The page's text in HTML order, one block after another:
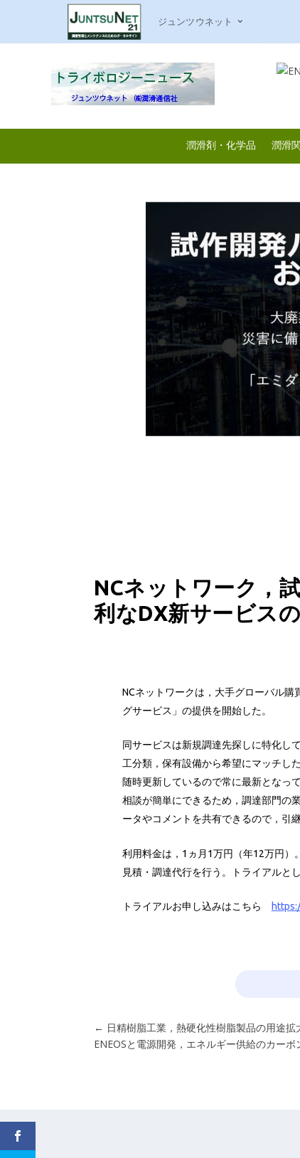
ジュンツウネット
潤滑剤・化学品 潤滑
NCネットワーク，
利なDX新サービス
NCネットワークは，大手グローバル
グサービス」の提供を開始した。
同サービスは新規調達先探しに特化し
工分類，保有設備から希望にマッチし
随時更新しているので常に最新となっ
相談が簡単にできるため，調達部門の
ータやコメントを共有できるので，引
利用料金は，1ヵ月1万円（年12万円）
見積・調達代行を行う。トライアルと
トライアルお申し込みはこちら
← 日精樹脂工業，熱硬化性樹脂製品の用途
ENEOSと電源開発，エネルギー供給のカー